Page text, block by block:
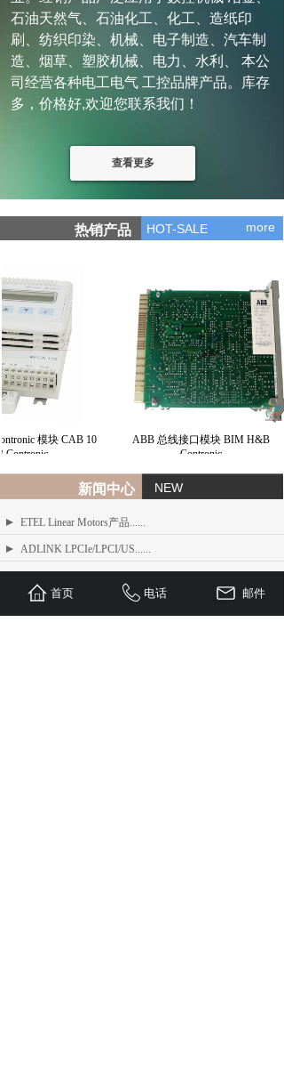
石油天然气、石油化工、化工、造纸印
刷、纺织印染、机械、电子制造、汽车制
造、烟草、塑胶机械、电力、水利、 本公
司经营各种电工电气 工控品牌产品。库存
多，价格好,欢迎您联系我们！
查看更多
more
热销产品 HOT-SALE
模块 CAB 10
ABB 总线接口模块 BIM H&B
Contronic
新闻中心 NEW
ETEL Linear Motors产品......
ADLINK LPCIe/LPCI/US......
ADLINK MXE-1300 系列工业......
首页 电话 邮件